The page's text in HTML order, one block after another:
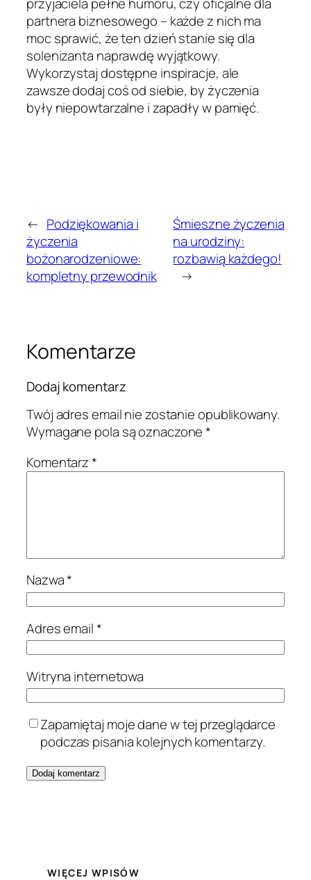
partnera biznesowego – każde z nich ma
moc sprawić, że ten dzień stanie się dla
solenizanta naprawdę wyjątkowy.
Wykorzystaj dostępne inspiracje, ale
zawsze dodaj coś od siebie, by życzenia
były niepowtarzalne i zapadły w pamięć.
← Podziękowania i
życzenia
bożonarodzeniowe:
kompletny przewodnik
Śmieszne życzenia
na urodziny:
rozbawią każdego!
→
Komentarze
Dodaj komentarz
Twój adres email nie zostanie opublikowany.
Wymagane pola są oznaczone*
Komentarz*
Nazwa*
Adres email*
Witryna internetowa
Zapamiętaj moje dane w tej przeglądarce
podczas pisania kolejnych komentarzy.
WIĘCEJ WPISÓW